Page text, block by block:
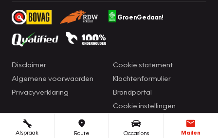
Afspraak Route Occasions Mailen
GroenGedaan!
Disclaimer
Algemene voorwaarden
Privacyverklaring
Cookie statement
Klachtenformulier
Brandportal
Cookie instellingen